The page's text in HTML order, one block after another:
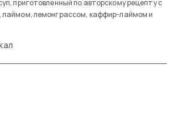
приготовленный по авторскому рецепту с
лаймом, лемонграссом, каффир-лаймом и